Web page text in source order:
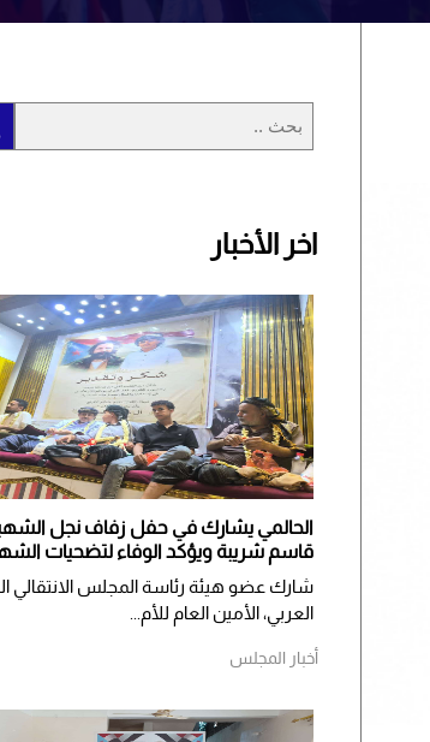
اخر الأخبار
الحالمي يشارك في حفل زفاف نجل
قاسم شريبة ويؤكد الوفاء لتضحيات
شارك عضو هيئة رئاسة المجلس الانتقالي
العربي، الأمين العام للأم...
أخبار المجلس